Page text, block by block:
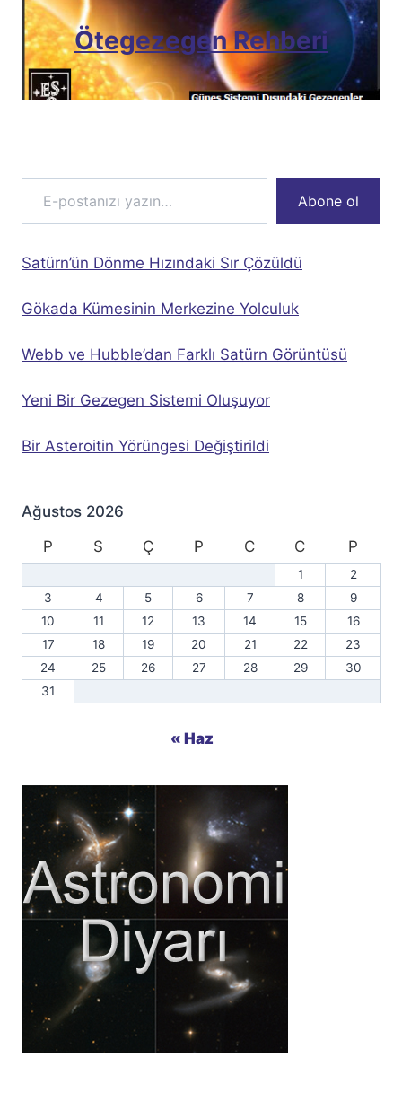
Ötegezegen Rehberi
E-postanızı yazın…
Abone ol
Satürn’ün Dönme Hızındaki Sır Çözüldü
Gökada Kümesinin Merkezine Yolculuk
Webb ve Hubble’dan Farklı Satürn Görüntüsü
Yeni Bir Gezegen Sistemi Oluşuyor
Bir Asteroitin Yörüngesi Değiştirildi
Ağustos 2026
P
S Ç P C C P
1
2
3
4 5 6 7 8
9
10
11 12 13 14 15
16
17
18 19 20 21 22
23
24
25 26 27 28 29
30
31
« Haz